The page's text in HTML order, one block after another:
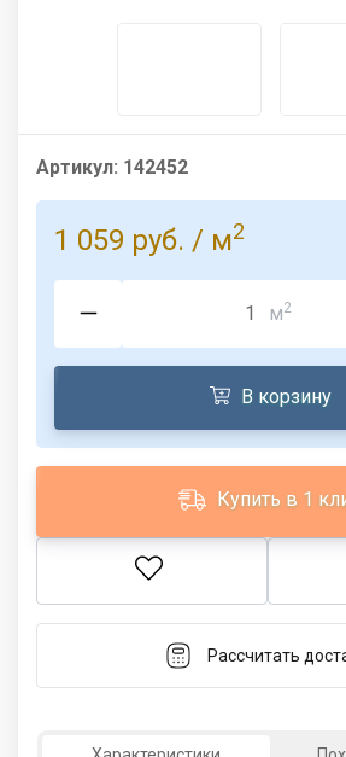
Артикул: 142452
1 059 руб. / м2
м2
В корзину
Купить в 1
Рассчитать